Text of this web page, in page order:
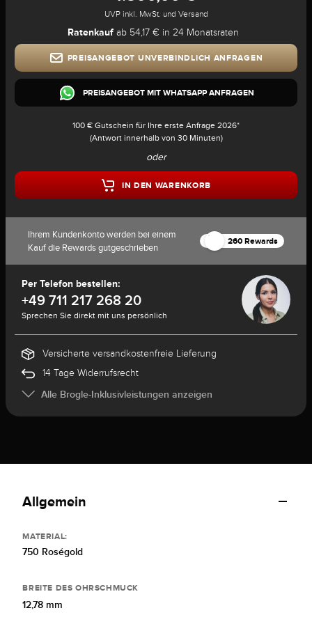
UVP inkl. MwSt. und Versand
Ratenkauf ab 54,17 € in 24 Monatsraten
PREISANGEBOT UNVERBINDLICH ANFRAGEN
PREISANGEBOT MIT WHATSAPP ANFRAGEN
100 € Gutschein für Ihre erste Anfrage 2026*
(Antwort innerhalb von 30 Minuten)
oder
IN DEN WARENKORB
Ihrem Kundenkonto werden bei einem
Kauf die Rewards gutgeschrieben
260 Rewards
Per Telefon bestellen:
+49 711 217 268 20
Sprechen Sie direkt mit uns persönlich
Versicherte versandkostenfreie Lieferung
14 Tage Widerrufsrecht
Alle Brogle-Inklusivleistungen anzeigen
Allgemein
MATERIAL:
750 Roségold
BREITE DES OHRSCHMUCK
12,78 mm